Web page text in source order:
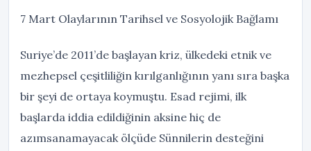
7 Mart Olaylarının Tarihsel ve Sosyolojik Bağlamı
Suriye’de 2011’de başlayan kriz, ülkedeki etnik ve
mezhepsel çeşitliliğin kırılganlığının yanı sıra başka
bir şeyi de ortaya koymuştu. Esad rejimi, ilk
başlarda iddia edildiğinin aksine hiç de
azımsanamayacak ölçüde Sünnilerin desteğini